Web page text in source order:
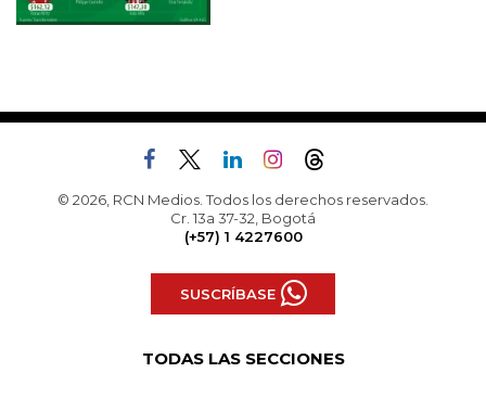
© 2026, RCN Medios. Todos los derechos reservados.
Cr. 13a 37-32, Bogotá
(+57) 1 4227600
SUSCRÍBASE
TODAS LAS SECCIONES